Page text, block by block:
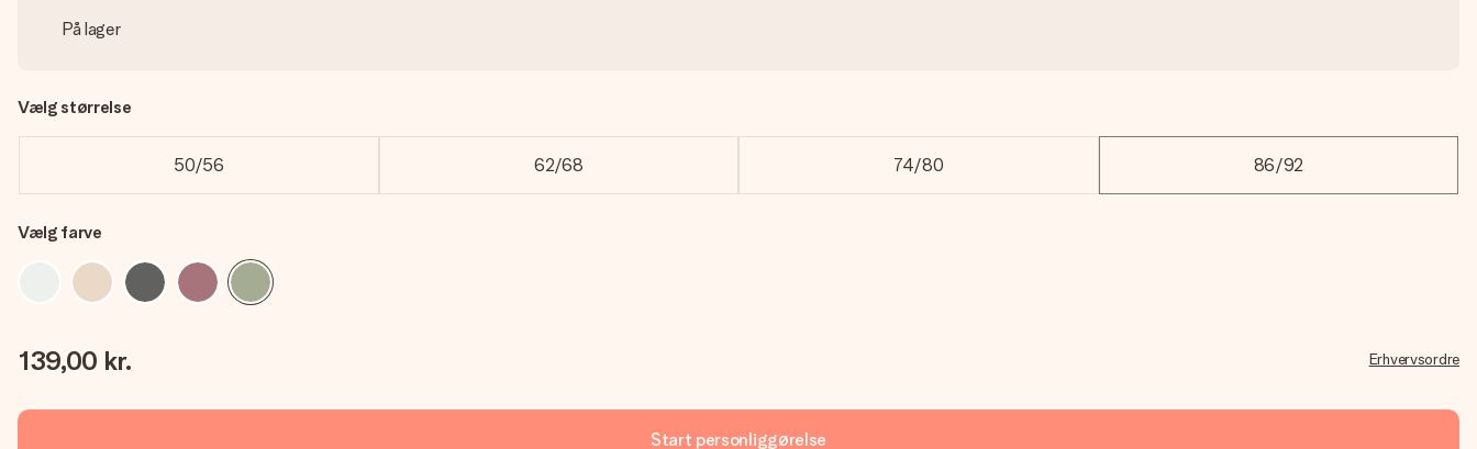
På lager
Vælg størrelse
50/56 62/68 74/80 86/92
Vælg farve
139,00 kr. Erhvervsordre
Start personliggørelse